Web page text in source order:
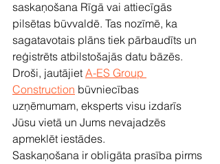
saskaņošana Rīgā vai attiecīgās
pilsētas būvvaldē. Tas nozīmē, ka
sagatavotais plāns tiek pārbaudīts un
reģistrēts atbilstošajās datu bāzēs.
Droši, jautājiet A-ES Group
Construction būvniecības
uzņēmumam, eksperts visu izdarīs
Jūsu vietā un Jums nevajadzēs
apmeklēt iestādes.
Saskaņošana ir obligāta prasība pirms